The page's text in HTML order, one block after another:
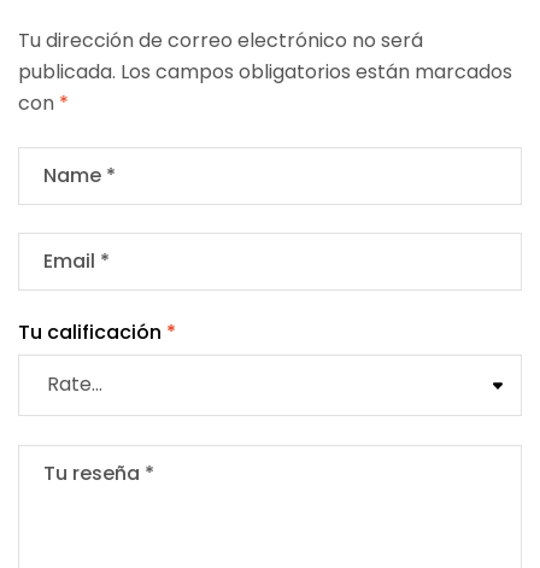
Tu dirección de correo electrónico no será
publicada. Los campos obligatorios están marcados
con *
Tu calificación *